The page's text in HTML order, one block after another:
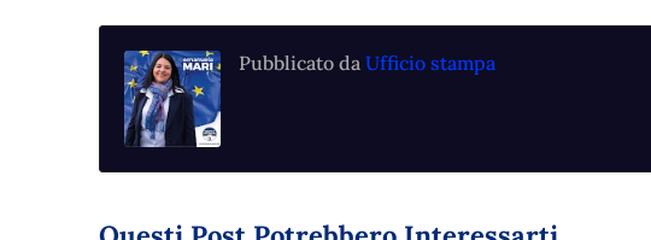
Pubblicato da Ufficio stampa